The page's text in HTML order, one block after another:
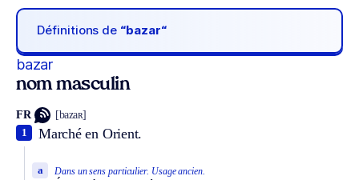
Définitions de “bazar“
bazar
nom masculin
FR [bazaʀ]
Marché en Orient.
1
Dans un sens particulier. Usage ancien.
a